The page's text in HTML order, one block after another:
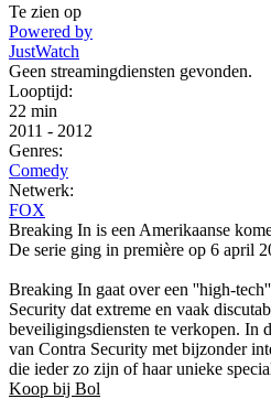
Te zien op
Powered by
JustWatch
Geen streamingdiensten gevonden.
Looptijd:
22 min
2011 - 2012
Genres:
Comedy
Netwerk:
FOX
Breaking In is een Amerikaanse
De serie ging in première op 6 april
Breaking In gaat over een ''high-
Security dat extreme en vaak
beveiligingsdiensten te verkopen. In
van Contra Security met bijzonder
die ieder zo zijn of haar unieke
Koop bij Bol